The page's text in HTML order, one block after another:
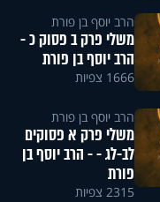
הרב יוסף בן פורת
משלי פרק ב פסוק כ -
הרב יוסף בן פורת
1666 צפיות
הרב יוסף בן פורת
משלי פרק א פסוקים
לב-לג - - הרב יוסף בן
פורת
2315 צפיות